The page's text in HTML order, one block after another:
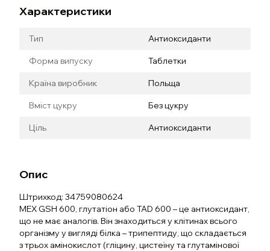
Характеристики
Тип Антиоксиданти
Форма випуску Таблетки
Країна виробник Польща
Вміст цукру Без цукру
Ціль Антиоксиданти
Опис
Штрихкод: 34759080624
MEX GSH 600, глутатіон або TAD 600 – це антиоксидант,
що не має аналогів. Він знаходиться у клітинах всього
організму у вигляді білка – трипептиду, що складається
з трьох амінокислот (гліцину, цистеїну та глутамінової